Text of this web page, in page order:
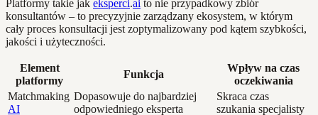
Platformy takie jak eksperci.ai to nie przypadkowy zbiór
konsultantów – to precyzyjnie zarządzany ekosystem, w którym
cały proces konsultacji jest zoptymalizowany pod kątem szybkości,
jakości i użyteczności.
Element
platformy
Funkcja
Wpływ na czas
oczekiwania
Matchmaking
AI
Dopasowuje do najbardziej
odpowiedniego eksperta
Skraca czas
szukania specjalisty